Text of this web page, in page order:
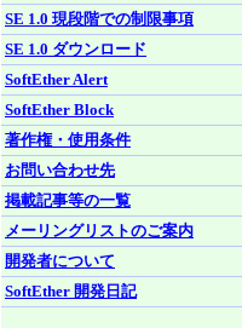
SE 1.0 現段階での制限事項
SE 1.0 ダウンロード
SoftEther Alert
SoftEther Block
著作権・使用条件
お問い合わせ先
掲載記事等の一覧
メーリングリストのご案内
開発者について
SoftEther 開発日記